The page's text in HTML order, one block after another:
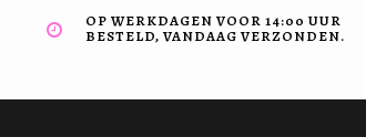
OP WERKDAGEN VOOR 14:00 UUR
BESTELD, VANDAAG VERZONDEN.